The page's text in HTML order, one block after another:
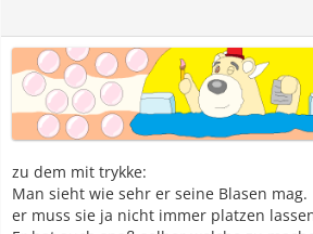
zu dem mit trykke:
Man sieht wie sehr er seine Blasen mag.
er muss sie ja nicht immer platzen